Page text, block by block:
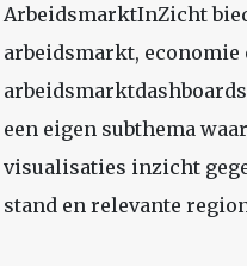
ArbeidsmarktInZicht
arbeidsmarkt,
een eigen subthema
visualisaties inzicht
stand en relevante